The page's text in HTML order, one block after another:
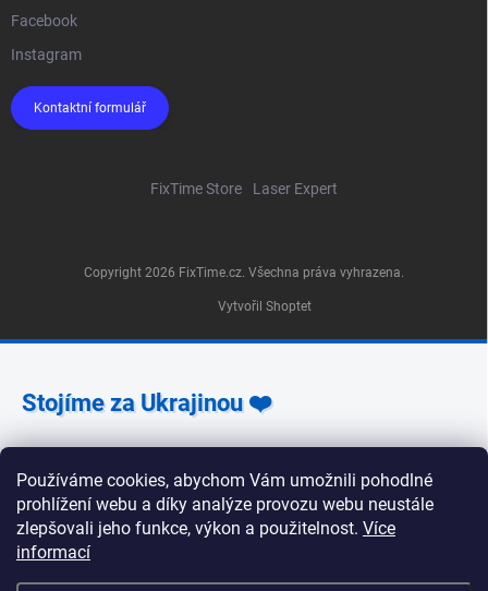
Používáme cookies, abychom Vám umožnili pohodlné
prohlížení webu a díky analýze provozu webu neustále
zlepšovali jeho funkce, výkon a použitelnost. Více
informací
Facebook
Instagram
Kontaktní formulář
FixTime Store Laser Expert
Vytvořil Shoptet
Copyright 2026 FixTime.cz . Všechna práva vyhrazena.
Stojíme za Ukrajinou ❤️
Jak a čím pomoci »